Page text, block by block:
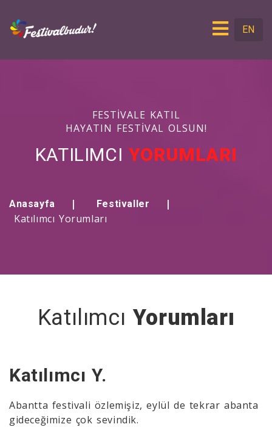
FESTIVALE KATIL
HAYATIN FESTIVAL OLSUN!
KATILIMCI YORUMLARI
Anasayfa Festivaller
Katılımcı Yorumları
Katılımcı Yorumları
Katılımcı Y.
Abantta festivali özlemişiz, eylül de tekrar abanta
gideceğimize çok sevindik.
EN